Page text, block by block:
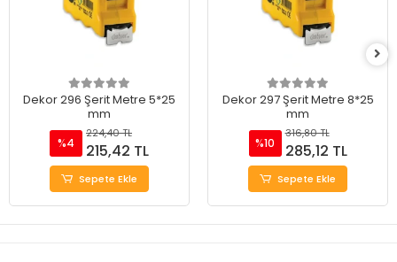
Dekor 296 Şerit Metre 5*25
mm
%4
224,40 TL
215,42 TL
Sepete Ekle
Dekor 297 Şerit Metre 8*25
mm
%10
316,80 TL
285,12 TL
Sepete Ekle